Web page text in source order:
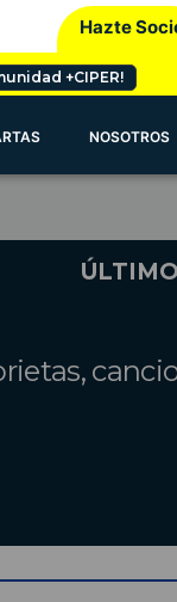
Hazte
+CIPER!
NOSOTROS